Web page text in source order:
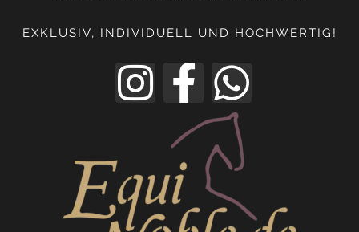
EXKLUSIV, INDIVIDUELL UND HOCHWERTIG!